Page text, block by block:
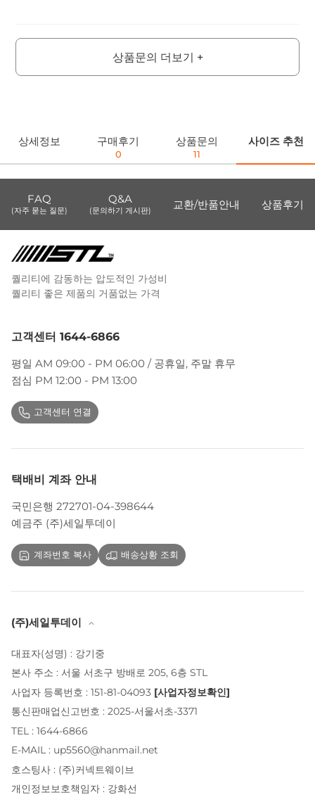
상품문의 더보기 +
상세정보 구매후기
0
상품문의
11
사이즈 추천
FAQ
(자주 묻는 질문)
Q&A
(문의하기 게시판) 교환/반품안내 상품후기
퀄리티에 감동하는 압도적인 가성비
퀄리티 좋은 제품의 거품없는 가격
고객센터 1644-6866
평일 AM 09:00 - PM 06:00 / 공휴일, 주말 휴무
점심 PM 12:00 - PM 13:00
고객센터 연결
택배비 계좌 안내
국민은행 272701-04-398644
예금주 (주)세일투데이
계좌번호 복사 배송상황 조회
(주)세일투데이
대표자(성명) : 강기중
본사 주소 : 서울 서초구 방배로 205, 6층 STL
사업자 등록번호 : 151-81-04093 [사업자정보확인]
통신판매업신고번호 : 2025-서울서초-3371
TEL : 1644-6866
E-MAIL : up5560@hanmail.net
호스팅사 : (주)커넥트웨이브
개인정보보호책임자 : 강화선